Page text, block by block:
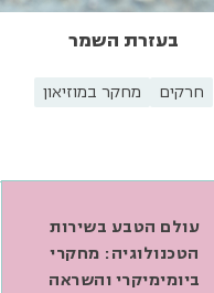
בעזרת השמר
חרקים מחקר במוזיאון
עולם הטבע בשירות
הטכנולוגיה: מחקרי
ביומימיקרי והשראה